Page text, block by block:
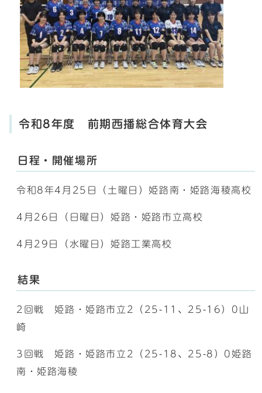
令和8年度 前期西播総合体育大会
日程・開催場所
令和8年4月25日（土曜日）姫路南・姫路海稜高校
4月26日（日曜日）姫路・姫路市立高校
4月29日（水曜日）姫路工業高校
結果
2回戦 姫路・姫路市立2（25-11、25-16）0山
崎
3回戦 姫路・姫路市立2（25-18、25-8）0姫路
南・姫路海稜